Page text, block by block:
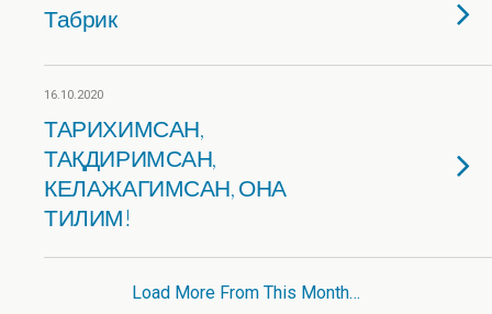
Табрик
16.10.2020
ТАРИХИМСАН,
ТАҚДИРИМСАН,
КЕЛАЖАГИМСАН, ОНА
ТИЛИМ!
Load More From This Month…